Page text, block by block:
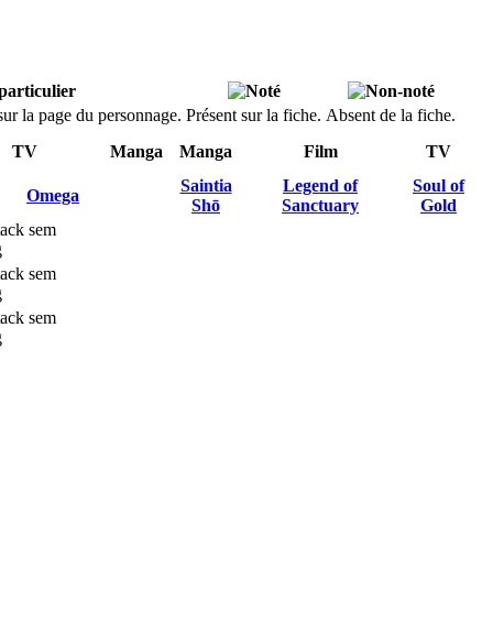
la page du personnage. Présent sur la fiche. Absent de la fiche.
TV Manga Manga Film TV
Omega
Saintia
Shō
Legend of
Sanctuary
Soul of
Gold